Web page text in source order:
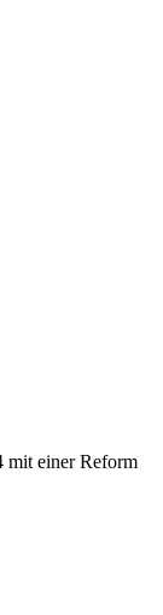
mit einer Reform